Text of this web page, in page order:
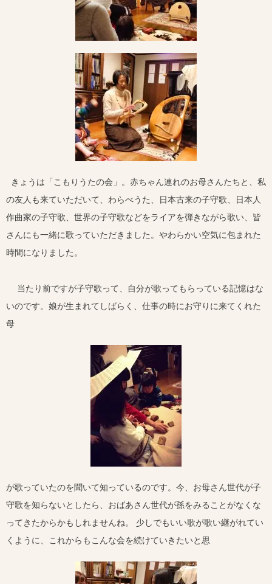
きょうは「こもりうたの会」。赤ちゃん連れのお母さんたちと、私
の友人も来ていただいて、わらべうた、日本古来の子守歌、日本人
作曲家の子守歌、世界の子守歌などをライアを弾きながら歌い、皆
さんにも一緒に歌っていただきました。やわらかい空気に包まれた
時間になりました。
当たり前ですが子守歌って、自分が歌ってもらっている記憶はな
いのです。娘が生まれてしばらく、仕事の時にお守りに来てくれた
母
が歌っていたのを聞いて知っているのです。今、お母さん世代が子
守歌を知らないとしたら、おばあさん世代が孫をみることがなくな
ってきたからかもしれませんね。 少しでもいい歌が歌い継がれてい
くように、これからもこんな会を続けていきたいと思